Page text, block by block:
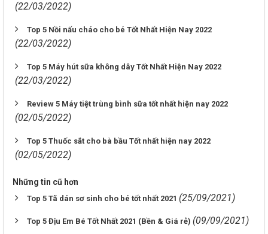
(22/03/2022)
Top 5 Nồi nấu cháo cho bé Tốt Nhất Hiện Nay 2022
(22/03/2022)
Top 5 Máy hút sữa không dây Tốt Nhất Hiện Nay 2022
(22/03/2022)
Review 5 Máy tiệt trùng bình sữa tốt nhất hiện nay 2022
(02/05/2022)
Top 5 Thuốc sắt cho bà bầu Tốt nhất hiện nay 2022
(02/05/2022)
Những tin cũ hơn
Top 5 Tã dán sơ sinh cho bé tốt nhất 2021 (25/09/2021)
Top 5 Địu Em Bé Tốt Nhất 2021 (Bền & Giá rẻ) (09/09/2021)